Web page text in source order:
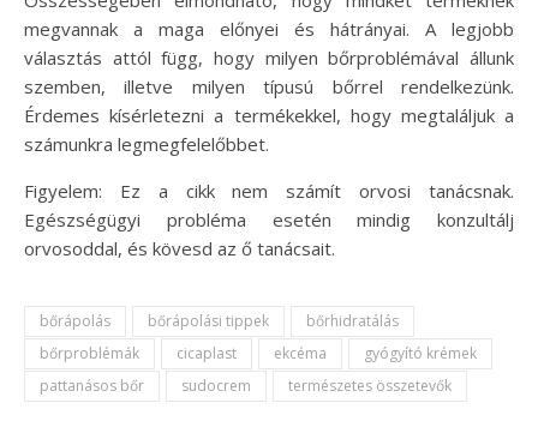
megvannak a maga előnyei és hátrányai. A legjobb
választás attól függ, hogy milyen bőrproblémával állunk
szemben, illetve milyen típusú bőrrel rendelkezünk.
Érdemes kísérletezni a termékekkel, hogy megtaláljuk a
számunkra legmegfelelőbbet.
Figyelem: Ez a cikk nem számít orvosi tanácsnak.
Egészségügyi probléma esetén mindig konzultálj
orvosoddal, és kövesd az ő tanácsait.
bőrápolás bőrápolási tippek
bőrhidratálás
bőrproblémák
cicaplast ekcéma
gyógyító krémek
pattanásos bőr
sudocrem természetes összetevők